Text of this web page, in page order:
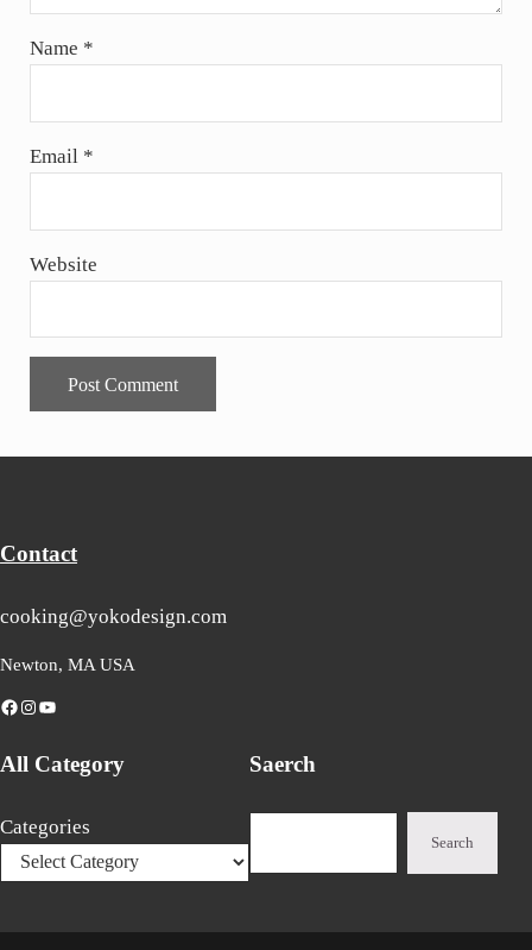
Name *
Email *
Website
Contact
cooking@yokodesign.com
Newton, MA USA
Facebook
Instagram
YouTube
All Category
Categories
Saerch
Search